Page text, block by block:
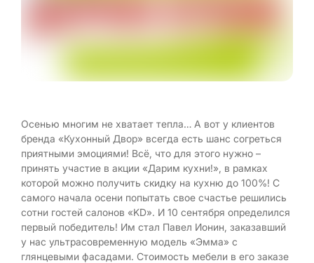
Осенью многим не хватает тепла… А вот у клиентов
бренда «Кухонный Двор» всегда есть шанс согреться
приятными эмоциями! Всё, что для этого нужно –
принять участие в акции «Дарим кухни!», в рамках
которой можно получить скидку на кухню до 100%! С
самого начала осени попытать свое счастье решились
сотни гостей салонов «KD». И 10 сентября определился
первый победитель! Им стал Павел Ионин, заказавший
у нас ультрасовременную модель «Эмма» с
глянцевыми фасадами. Стоимость мебели в его заказе